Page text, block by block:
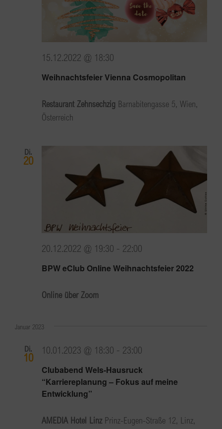
Weihnachtsfeier Vienna Cosmopolitan
15.12.2022 @ 18:30
Restaurant Zehnsechzig Barnabitengasse 5, Wien,
Österreich
Di.
20
BPW eClub Online Weihnachtsfeier 2022
20.12.2022 @ 19:30 - 22:00
Online über Zoom
Januar 2023
Di.
10
Clubabend Wels-Hausruck
“Karriereplanung – Fokus auf meine
Entwicklung”
10.01.2023 @ 18:30 - 23:00
AMEDIA Hotel Linz Prinz-Eugen-Straße 12, Linz,